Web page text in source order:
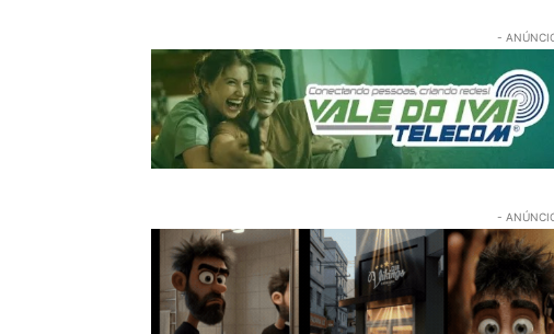
-
-